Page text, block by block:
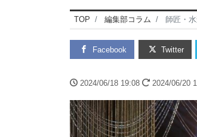
TOP 編集部コラム 師匠・
Facebook Twitter
2024/06/18 19:08 2024/06/20